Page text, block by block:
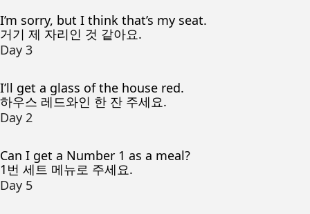
I’m sorry, but I think that’s my seat.
거기 제 자리인 것 같아요.
Day 3
I’ll get a glass of the house red.
하우스 레드와인 한 잔 주세요.
Day 2
Can I get a Number 1 as a meal?
1번 세트 메뉴로 주세요.
Day 5